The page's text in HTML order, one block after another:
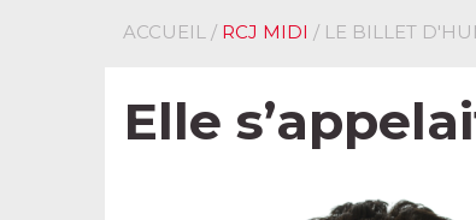
ACCUEIL / RCJ MIDI / LE BILLET
Elle